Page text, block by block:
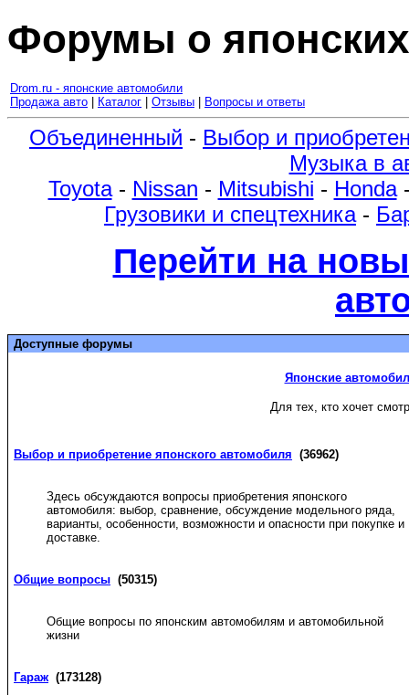
Форумы о
Drom.ru - японские автомобили
Продажа авто | Каталог | Отзывы | Вопросы и ответы
Объединенный - Выбор и
Музыка в
Toyota- Nissan - Mitsubishi - Honda
Грузовики и спецтехника-
Перейти на
Доступные форумы
Японские
Для тех, кто хочет
Выбор и приобретение японского автомобиля (36962)
Здесь обсуждаются вопросы приобретения японского
автомобиля: выбор, сравнение, обсуждение модельного ряда,
варианты, особенности, возможности и опасности при покупке и
доставке.
Общие вопросы (50315)
Общие вопросы по японским автомобилям и автомобильной
жизни
Гараж (173128)